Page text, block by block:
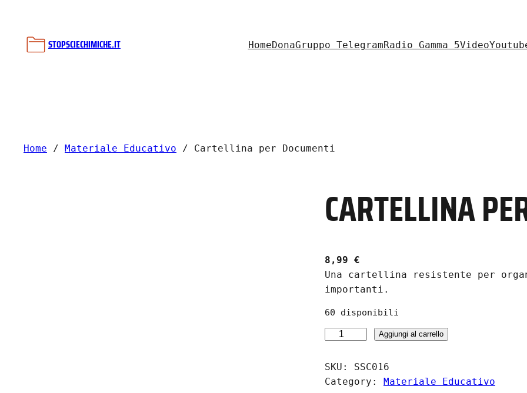
contenutoSTOPSCIECHIMICHE.IT HomeDonaGruppo TelegramRadio Gamma 5Video
Home / Materiale Educativo / Cartellina per Documenti
CARTELLINA
8,99 €
Una cartellina resistente per
importanti.
60 disponibili
r
t
Aggiungi al carrello
SKU:
SSC016
Category: Materiale Educativo